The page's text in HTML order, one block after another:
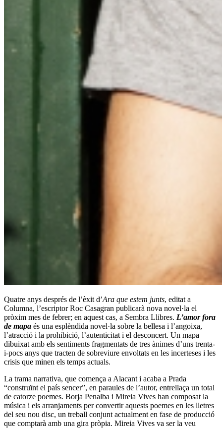
Quatre anys després de l’èxit d’Ara que estem junts, editat a
Columna, l’escriptorRoc Casagran publicarà nova novel·la el
pròxim mes de febrer; en aquest cas, a Sembra Llibres. L’amor fora
de mapa és una esplèndida novel·la sobre la bellesa i l’angoixa,
l’atracció i la prohibició, l’autenticitat i el desconcert. Un mapa
dibuixat amb els sentiments fragmentats de tres ànimes d’uns trenta-
i-pocs anys que tracten de sobreviure envoltats en les incerteses i les
crisis que minen els temps actuals.
La trama narrativa, que comença a Alacant i acaba a Prada
“construïnt el país sencer”, en paraules de l’autor, entrellaça un total
de catorze poemes. Borja Penalba i Mireia Vives han composat la
música i els arranjaments per convertir aquests poemes en les lletres
del seu nou disc, un treball conjunt actualment en fase de producció
que comptarà amb una gira pròpia. Mireia Vives va ser la veu